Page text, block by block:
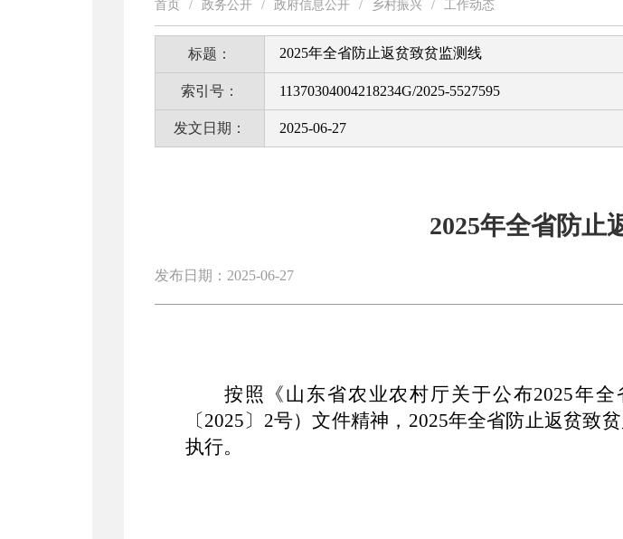
首页 / 政务公开 / 政府信息公开 / 乡村振兴 / 工作动态
标题： 2025年全省防止返贫致贫监测线
索引号： 11370304004218234G/2025-5527595
发文日期： 2025-06-27
2025年全省防止
发布日期：2025-06-27
按照《山东省农业农村厅关于公布2025年全
〔2025〕 2号）文件精神， 2025年全省防止返贫致
执行。